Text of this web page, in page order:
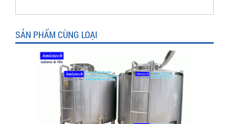
SẢN PHẨM CÙNG LOẠI